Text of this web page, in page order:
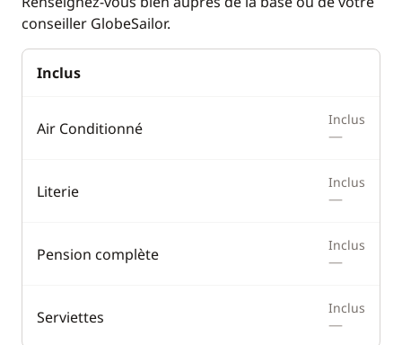
Eau chaude
Générateur
conseiller GlobeSailor.
Inclus
Air Conditionné Inclus
—
Literie Inclus
—
Pension complète Inclus
—
Serviettes Inclus
—